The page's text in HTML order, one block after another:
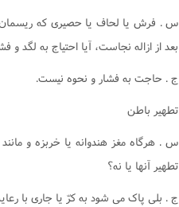
س . فرش يا لحاف يا حصيرى که ريسمان
بعد از ازاله نجاست، آيا احتياج به لگد
ج . حاجت به فشار و نحوه نيست.
تطهير باطن
س . هرگاه مغز هندوانه يا خربزه و
تطهير آنها يا نه؟
ج . بلى پاک مى شود به کرّ يا جارى با